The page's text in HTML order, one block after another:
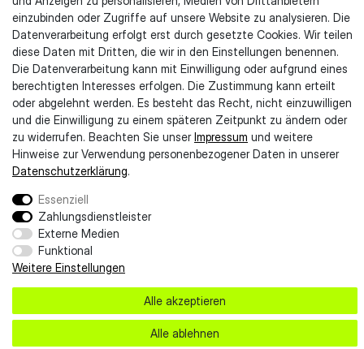
Rechtliches & Kundeninformationen
Impressum
AGB
Datenschutzerklärung
Kontaktformular
Widerruf erklären
Widerrufsrecht
Entsorgungshinweise
Lieferung & Zahlung
Barrierefreiheit
einzubinden oder Zugriffe auf unsere Website zu analysieren. Die
Datenverarbeitung erfolgt erst durch gesetzte Cookies. Wir teilen
diese Daten mit Dritten, die wir in den Einstellungen benennen.
Die Datenverarbeitung kann mit Einwilligung oder aufgrund eines
berechtigten Interesses erfolgen. Die Zustimmung kann erteilt
oder abgelehnt werden. Es besteht das Recht, nicht einzuwilligen
und die Einwilligung zu einem späteren Zeitpunkt zu ändern oder
zu widerrufen. Beachten Sie unserImpressum und weitere
Hinweise zur Verwendung personenbezogener Daten in unserer
Daten­schutz­erklärung.
Essenziell
Zahlungsdienstleister
Externe Medien
Funktional
Weitere Einstellungen
Alle akzeptieren
Alle ablehnen